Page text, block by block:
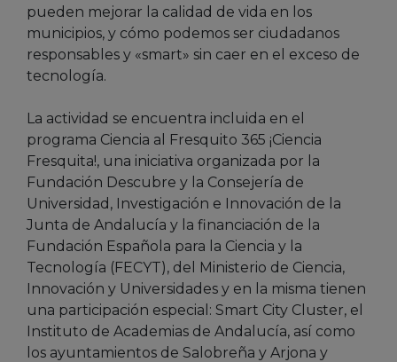
pueden mejorar la calidad de vida en los
municipios, y cómo podemos ser ciudadanos
responsables y «smart» sin caer en el exceso de
tecnología.
La actividad se encuentra incluida en el
programa Ciencia al Fresquito 365 ¡Ciencia
Fresquita!, una iniciativa organizada por la
Fundación Descubre y la Consejería de
Universidad, Investigación e Innovación de la
Junta de Andalucía y la financiación de la
Fundación Española para la Ciencia y la
Tecnología (FECYT), del Ministerio de Ciencia,
Innovación y Universidades y en la misma tienen
una participación especial: Smart City Cluster, el
Instituto de Academias de Andalucía, así como
los ayuntamientos de Salobreña y Arjona y